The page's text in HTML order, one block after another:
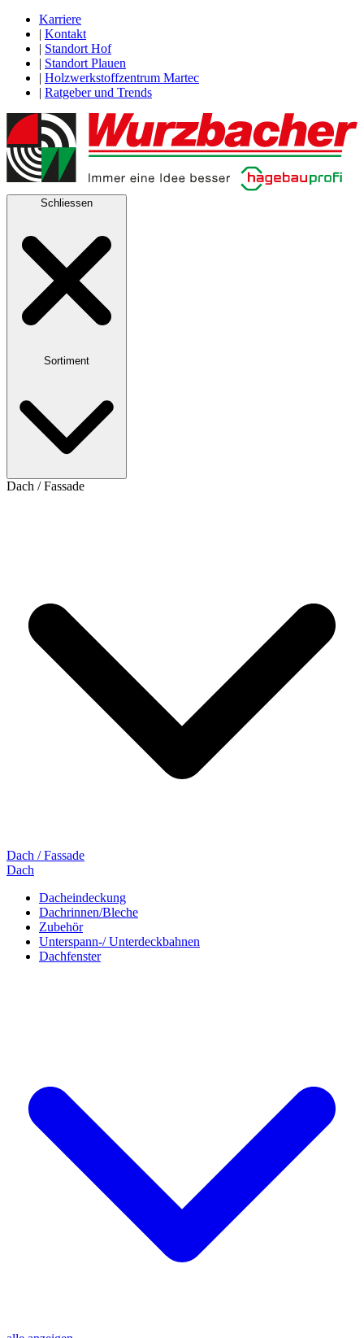
Karriere
| Kontakt
| Standort Hof
| Standort Plauen
| Holzwerkstoffzentrum Martec
| Ratgeber und Trends
Schliessen
Sortiment
Dach / Fassade
Dach / Fassade
Dach
Dacheindeckung
Dachrinnen/Bleche
Zubehör
Unterspann-/ Unterdeckbahnen
Dachfenster